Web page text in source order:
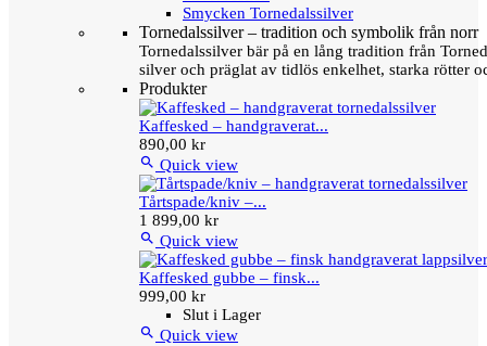
Smycken Tornedalssilver
Tornedalssilver – tradition och symbolik från norr
Tornedalssilver bär på en lång tradition från
silver och präglat av tidlös enkelhet, starka rötter
Produkter
Kaffesked – handgraverat...
890,00 kr
 Quick view
Tårtspade/kniv –...
1 899,00 kr
 Quick view
Kaffesked gubbe – finsk...
999,00 kr
Slut i Lager
 Quick view